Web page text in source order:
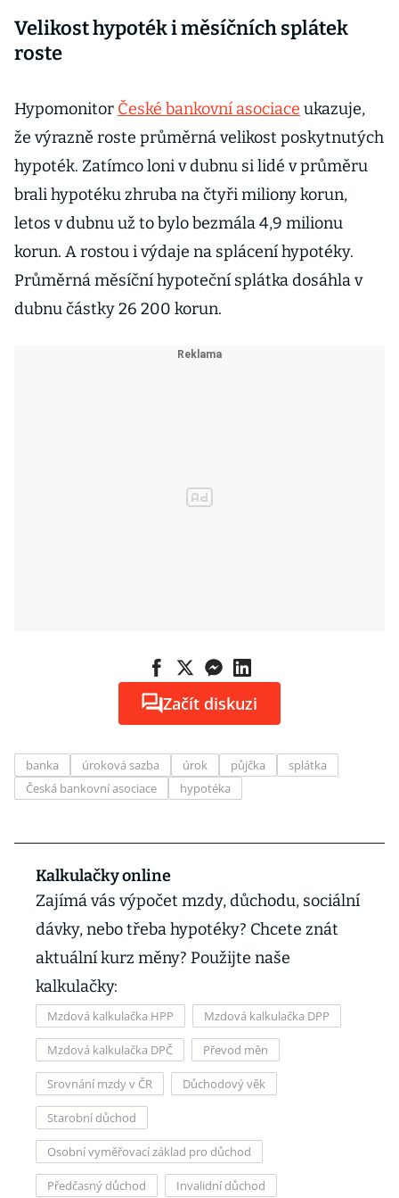
Velikost hypoték i měsíčních splátek
roste
Hypomonitor České bankovní asociace ukazuje,
že výrazně roste průměrná velikost poskytnutých
hypoték. Zatímco loni v dubnu si lidé v průměru
brali hypotéku zhruba na čtyři miliony korun,
letos v dubnu už to bylo bezmála 4,9 milionu
korun. A rostou i výdaje na splácení hypotéky.
Průměrná měsíční hypoteční splátka dosáhla v
dubnu částky 26 200 korun.
Začít diskuzi
banka úroková sazba úrok půjčka
splátka
Česká bankovní asociace
hypotéka
Kalkulačky online
Zajímá vás výpočet mzdy, důchodu, sociální
dávky, nebo třeba hypotéky? Chcete znát
aktuální kurz měny? Použijte naše
kalkulačky:
Mzdová kalkulačka HPP Mzdová kalkulačka DPP
Mzdová kalkulačka DPČ Převod měn
Srovnání mzdy v ČR Důchodový věk
Starobní důchod
Osobní vyměřovací základ pro důchod
Předčasný důchod Invalidní důchod